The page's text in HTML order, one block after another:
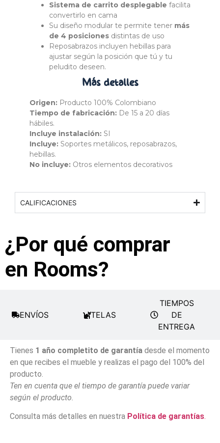
Sistema de carrito desplegable facilita
convertirlo en cama
Su diseño modular te permite tener más
de 4 posiciones distintas de uso
Reposabrazos incluyen hebillas para
ajustar según la posición que tú y tu
peludito deseen.
Más detalles
Origen: Producto 100% Colombiano
Tiempo de fabricación: De 15 a 20 días
hábiles.
Incluye instalación: SI
Incluye: Soportes metálicos, reposabrazos,
hebillas.
No incluye: Otros elementos decorativos
CALIFICACIONES
¿Por qué comprar
en Rooms?
ENVÍOS TELAS
TIEMPOS
DE
ENTREGA
Tienes 1 año completito de garantía desde el momento
en que recibes el mueble y realizas el pago del 100% del
producto.
Ten en cuenta que el tiempo de garantía puede variar
según el producto.
Consulta más detalles en nuestra Política de garantías.